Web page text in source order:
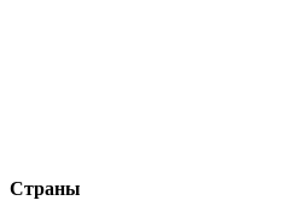
Страны